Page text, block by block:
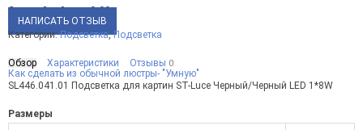
Средний рейтинг:0.00
НАПИСАТЬ ОТЗЫВ
Категории:Подсветка,Подсветка
Обзор Характеристики Отзывы 0
Как сделать из обычной люстры- "Умную"
SL446.041.01 Подсветка для картин ST-Luce Черный/Черный LED 1*8W
Размеры